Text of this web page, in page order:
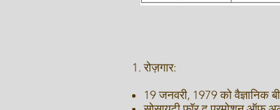
रोज़गार:
19 जनवरी, 1979 को वैज्ञानिक